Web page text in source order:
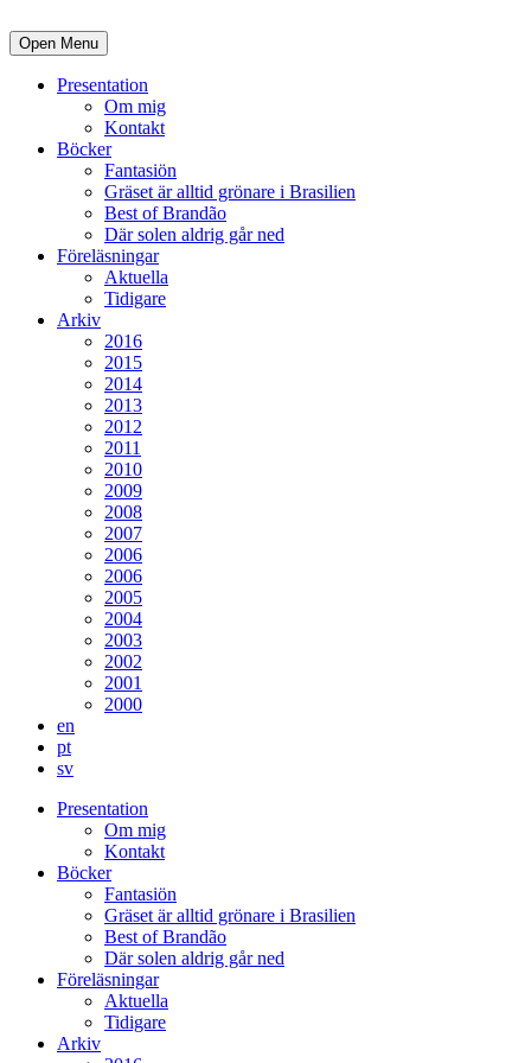
Open Menu
Presentation
Om mig
Kontakt
Böcker
Fantasiön
Gräset är alltid grönare i Brasilien
Best of Brandão
Där solen aldrig går ned
Föreläsningar
Aktuella
Tidigare
Arkiv
2016
2015
2014
2013
2012
2011
2010
2009
2008
2007
2006
2006
2005
2004
2003
2002
2001
2000
en
pt
sv
Presentation
Om mig
Kontakt
Böcker
Fantasiön
Gräset är alltid grönare i Brasilien
Best of Brandão
Där solen aldrig går ned
Föreläsningar
Aktuella
Tidigare
Arkiv